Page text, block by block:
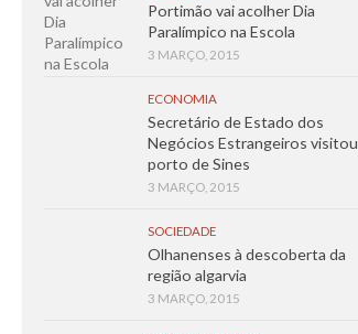
Portimão vai acolher Dia
Paralímpico na Escola
3 MARÇO, 2015
ECONOMIA
Secretário de Estado dos
Negócios Estrangeiros visitou
porto de Sines
3 MARÇO, 2015
SOCIEDADE
Olhanenses à descoberta da
região algarvia
3 MARÇO, 2015